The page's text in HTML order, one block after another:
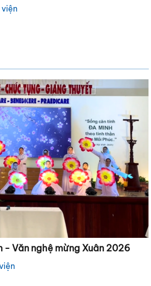
- Văn nghệ mừng Xuân 2026